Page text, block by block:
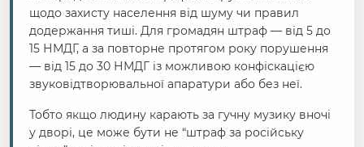
щодо захисту населення від шуму чи правил
додержання тиші. Для громадян штраф — від 5 до
15 НМДГ, а за повторне протягом року порушення
— від 15 до 30 НМДГ із можливою конфіскацією
звуковідтворювальної апаратури або без неї.
Тобто якщо людину карають за гучну музику вночі
у дворі, це може бути не “штраф за російську